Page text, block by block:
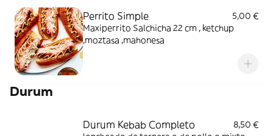
Perrito Simple
5,00 €
Maxiperrito Salchicha 22 cm , ketchup
,moztasa ,mahonesa
Durum
Durum Kebab Completo
8,50 €